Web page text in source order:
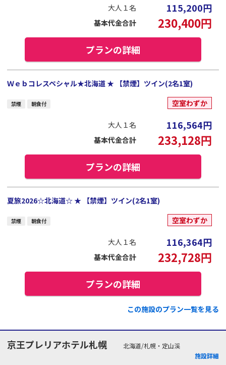
大人１名 115,200円
基本代金合計 230,400円
プランの詳細
Ｗｅｂコレスペシャル★北海道 ★ 【禁煙】ツイン(2名1室)
禁煙 朝食付 空室わずか
大人１名 116,564円
基本代金合計 233,128円
プランの詳細
夏旅2026☆北海道☆ ★ 【禁煙】ツイン(2名1室)
禁煙 朝食付 空室わずか
大人１名 116,364円
基本代金合計 232,728円
プランの詳細
この施設のプラン一覧を見る
京王プレリアホテル札幌
北海道/札幌・定山渓
施設詳細